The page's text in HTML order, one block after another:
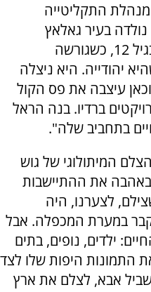
מנהלת התקליטייה
בעיר גאלאץ
שברומניה (כן, כמו גל"צ) ורק בגיל 12, כשגורשה
יהודייה. היא ניצלה
עיצבה את פס הקול
ברדיו. בנה הראל
בתחביב שלה".
הצלם המיתולוגי של גוש
באהבה את ההתיישבות
לצערנו, היה
במערת המכפלה. אבל
ילדים, נופים, בתים
התמונות היפות שלו לצד
אבא, לצלם את ארץ